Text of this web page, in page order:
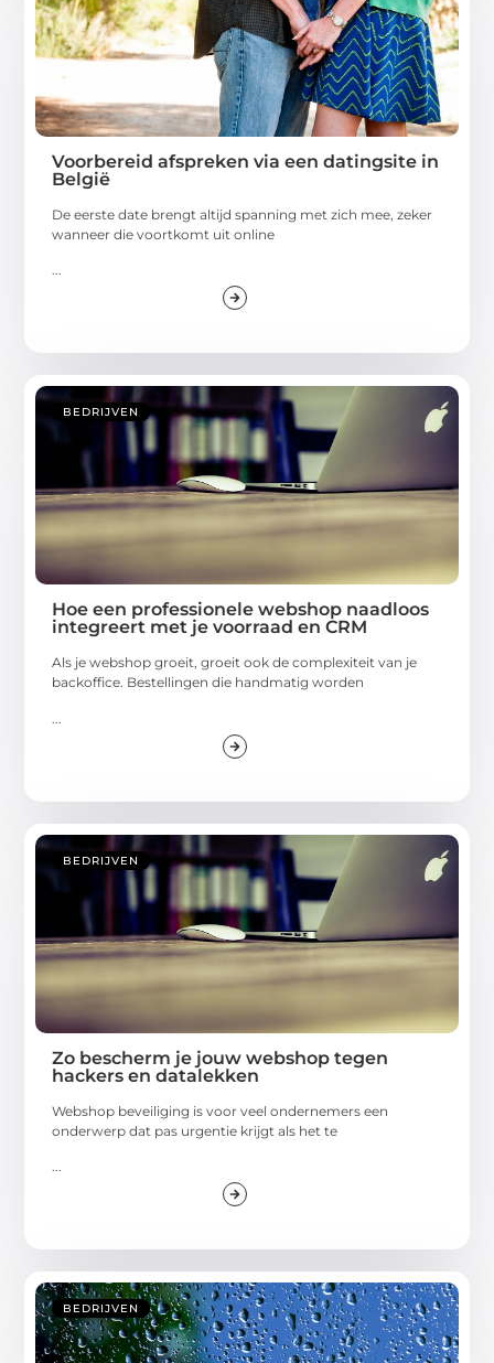
Voorbereid afspreken via een datingsite in
België
De eerste date brengt altijd spanning met zich mee, zeker
wanneer die voortkomt uit online
...
BEDRIJVEN
Hoe een professionele webshop naadloos
integreert met je voorraad en CRM
Als je webshop groeit, groeit ook de complexiteit van je
backoffice. Bestellingen die handmatig worden
BEDRIJVEN
Zo bescherm je jouw webshop tegen
hackers en datalekken
Webshop beveiliging is voor veel ondernemers een
onderwerp dat pas urgentie krijgt als het te
...
BEDRIJVEN